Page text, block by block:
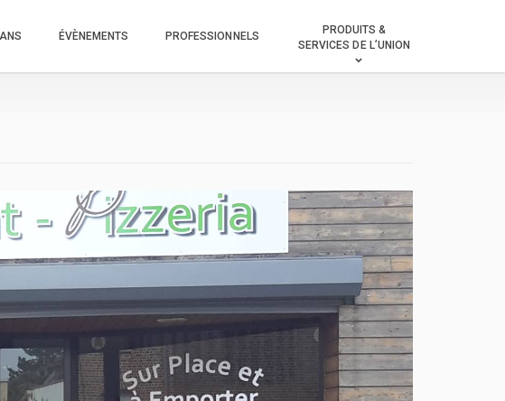
ÉVÈNEMENTS PROFESSIONNELS
PRODUITS &
SERVICES DE L’UNION